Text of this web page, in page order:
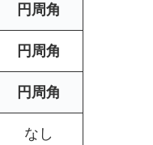
円周角
円周角
円周角
なし